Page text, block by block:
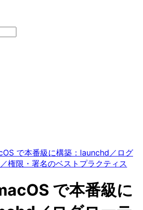
で本番級に構築：launchd／ログ
権限・署名のベストプラクティス
で本番級に